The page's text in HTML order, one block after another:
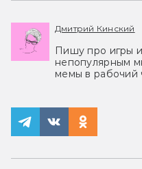
Дмитрий Кинский
Пишу про игры
непопулярным
мемы в рабочий